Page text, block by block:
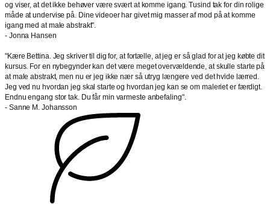
og viser, at det ikke behøver være svært at komme igang. Tusind tak for din rolige
måde at undervise på. Dine videoer har givet mig masser af mod på at komme
igang med at male abstrakt".
- Jonna Hansen
"Kære Bettina. Jeg skriver til dig for, at fortælle, at jeg er så glad for at jeg købte dit
kursus. For en nybegynder kan det være meget overvældende, at skulle starte på
at male abstrakt, men nu er jeg ikke nær så utryg længere ved det hvide lærred.
Jeg ved nu hvordan jeg skal starte og hvordan jeg kan se om maleriet er færdigt.
Endnu engang stor tak. Du får min varmeste anbefaling".
- Sanne M. Johansson